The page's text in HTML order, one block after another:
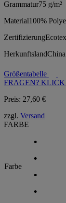
Grammatur75 g/m²
Material100%
Zertifizierung
HerkunftslandChina
Größentabelle
FRAGEN?
Preis: 27,60 €
zzgl. Versand
FARBE
Farbe